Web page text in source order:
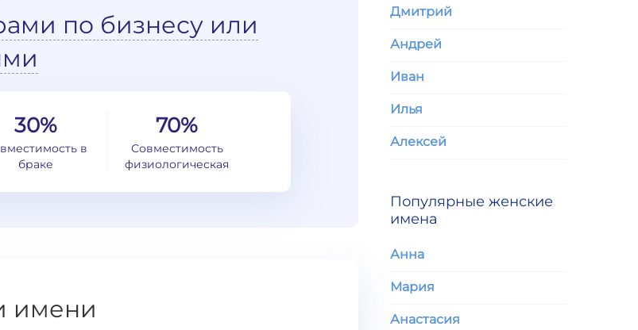
по бизнесу или
30%
в
браке
70%
Совместимость
физиологическая
имени
Дмитрий
Андрей
Иван
Илья
Алексей
Популярные женские
имена
Анна
Мария
Анастасия